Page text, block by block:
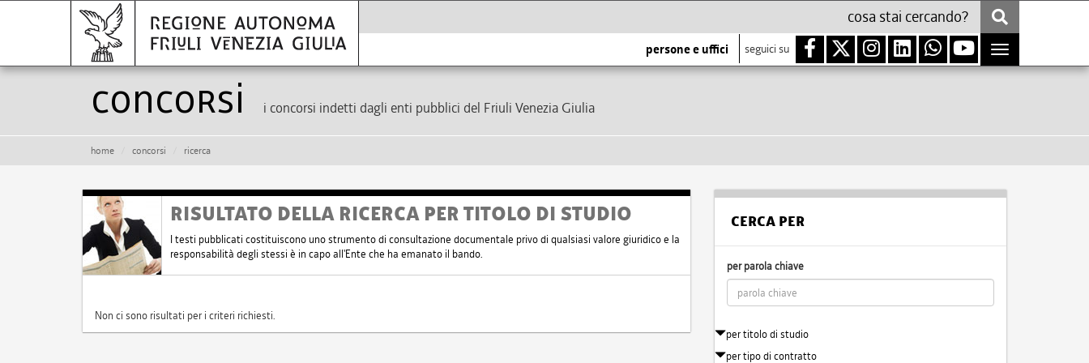
persone e uffici seguici su
Toggle
navigation
Concorsi i concorsi indetti dagli enti pubblici del Friuli Venezia Giulia
home concorsi ricerca
RISULTATO DELLA RICERCA PER TITOLO DI STUDIO
I testi pubblicati costituiscono uno strumento di consultazione documentale privo di qualsiasi valore giuridico e la
responsabilità degli stessi è in capo all'Ente che ha emanato il bando.
Non ci sono risultati per i criteri richiesti.
CERCA PER
per parola chiave
per titolo di studio
per tipo di contratto